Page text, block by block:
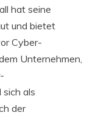
hat seine
und bietet
Cyber-
Unternehmen,
sich als
der